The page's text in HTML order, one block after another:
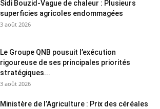
Sidi Bouzid-Vague de chaleur : Plusieurs
superficies agricoles endommagées
3 août 2026
Le Groupe QNB pousuit l’exécution
rigoureuse de ses principales priorités
stratégiques...
3 août 2026
Ministère de l’Agriculture : Prix des céréales